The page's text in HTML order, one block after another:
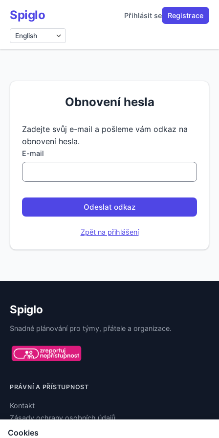
Cookies
Spiglo Přihlásit se Registrace
Jazyk
Obnovení hesla
Zadejte svůj e-mail a pošleme vám odkaz na
obnovení hesla.
E-mail
Odeslat odkaz
Zpět na přihlášení
Spiglo
Snadné plánování pro týmy, přátele a organizace.
PRÁVNÍ A PŘÍSTUPNOST
Kontakt
Zásady ochrany osobních údajů
Podmínky používání